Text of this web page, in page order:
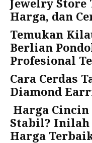
Jewelry Store
Harga, dan
Temukan
Berlian
Profesional
Cara Cerdas
Diamond
Harga Cincin
Stabil? Inilah
Harga